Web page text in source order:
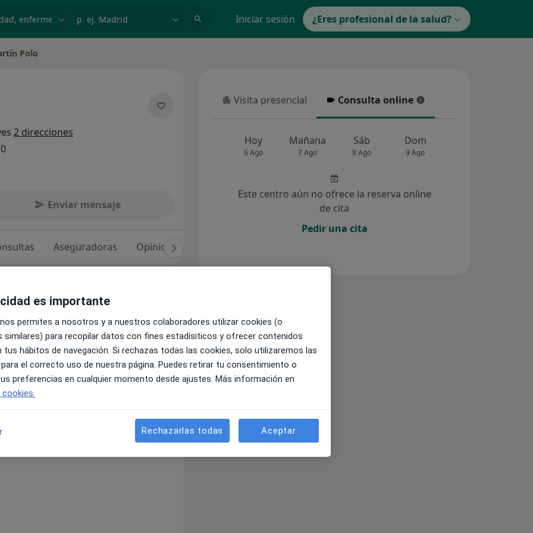
Iniciar sesión ¿Eres profesional de la salud?
Polo
2 direcciones
Enviar mensaje
Aseguradoras Opiniones (55)
mención en clínica y educativa. He
en Sistémica en población
mental me parece fundamental
es: todos somos únicos. Por
a las diferentes problemáticas
la psicología.
acompañado, escuchado y,
poder recurrir, y dónde poder ser
Visita presencial
Visita presencial Consulta online
Consulta online
Hoy
6 Ago
Mañana
7 Ago
Sáb
8 Ago
Dom
9 Ago
Este centro aún no ofrece la reserva online
de cita
Pedir una cita
es importante
permites a nosotros y a nuestros colaboradores utilizar cookies (o
similares) para recopilar datos con fines estadísiticos y ofrecer contenidos
tus hábitos de navegación. Si rechazas todas las cookies, solo utilizaremos las
el correcto uso de nuestra página. Puedes retirar tu consentimiento o
preferencias en cualquier momento desde ajustes. Más información en
Rechazarlas todas Aceptar